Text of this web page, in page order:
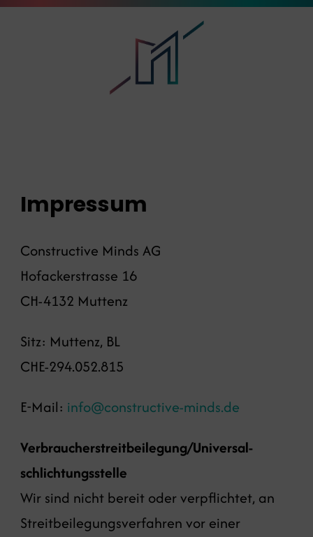
Impressum
Constructive Minds AG
Hofackerstrasse 16
CH-4132 Muttenz
Sitz: Muttenz, BL
CHE-294.052.815
E-Mail: info@constructive-minds.de
Verbraucher­streit­beilegung/Universal­
schlichtungs­stelle
Wir sind nicht bereit oder verpflichtet, an
Streitbeilegungsverfahren vor einer